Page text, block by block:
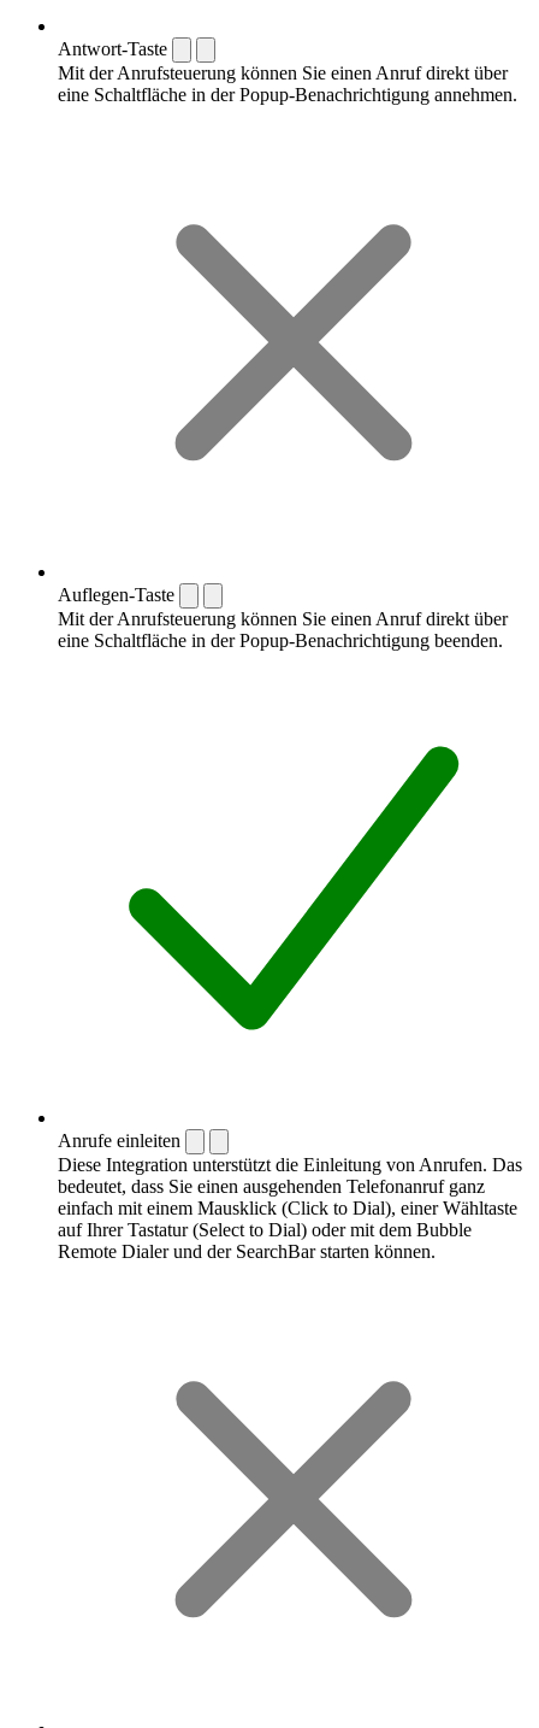
Antwort-Taste
Mit der Anrufsteuerung können Sie einen Anruf direkt über
eine Schaltfläche in der Popup-Benachrichtigung annehmen.
Auflegen-Taste
Mit der Anrufsteuerung können Sie einen Anruf direkt über
eine Schaltfläche in der Popup-Benachrichtigung beenden.
Anrufe einleiten
Diese Integration unterstützt die Einleitung von Anrufen. Das
bedeutet, dass Sie einen ausgehenden Telefonanruf ganz
einfach mit einem Mausklick (Click to Dial), einer Wähltaste
auf Ihrer Tastatur (Select to Dial) oder mit dem Bubble
Remote Dialer und der SearchBar starten können.